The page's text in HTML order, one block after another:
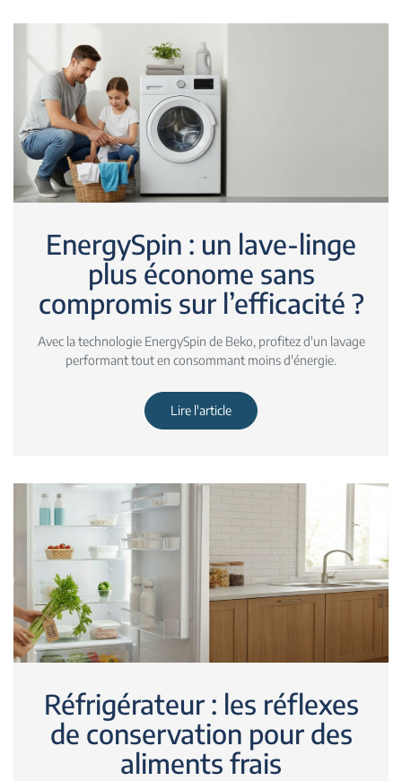
EnergySpin : un lave-linge
plus économe sans
compromis sur l’efficacité ?
Avec la technologie EnergySpin de Beko, profitez d'un lavage
performant tout en consommant moins d'énergie.
Lire l'article
Réfrigérateur : les réflexes
de conservation pour des
aliments frais